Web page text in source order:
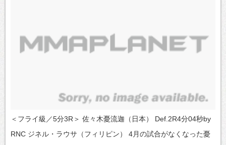
＜フライ級／5分3R＞ 佐々木憂流迦（日本） Def.2R4分04秒by
RNC ジネル・ラウサ（フィリピン） 4月の試合がなくなった憂